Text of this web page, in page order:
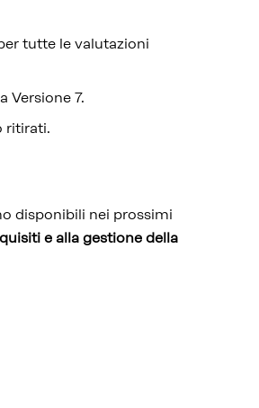
tutte le valutazioni
Versione 7.
ritirati.
disponibili nei prossimi
e alla gestione della